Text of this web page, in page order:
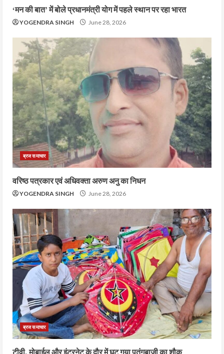
‘मन की बात’ में बोले प्रधानमंत्री योग में पहले स्थान पर रहा भारत
YOGENDRA SINGH June 28, 2026
ब्रज समाचार
वरिष्ठ पत्रकार एवं अधिवक्ता अरुण अनु का निधन
YOGENDRA SINGH June 28, 2026
ब्रज समाचार